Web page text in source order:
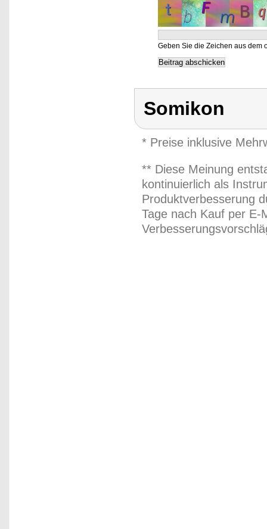
Geben Sie die Zeichen aus dem
Somikon
* Preise inklusive
** Diese Meinung
kontinuierlich als
Produktverbesserung
Tage nach Kauf per E-